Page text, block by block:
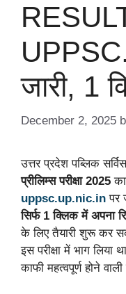
जारी, 1
December 2, 2025
उत्तर प्रदेश पब्लिक
प्रीलिम्स परीक्षा 2025
uppsc.up.nic.in पर
सिर्फ 1 क्लिक में अपना
के लिए तैयारी शुरू कर
इस परीक्षा में भाग
काफी महत्वपूर्ण होने